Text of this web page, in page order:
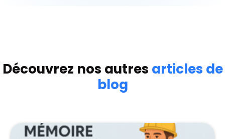
Découvrez nos autres articles de
blog